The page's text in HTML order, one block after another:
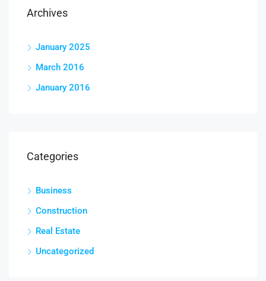
Archives
January 2025
March 2016
January 2016
Categories
Business
Construction
Real Estate
Uncategorized